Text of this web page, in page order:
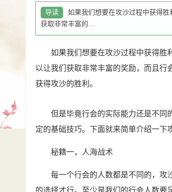
导读
如果我们想要在攻沙过程中获得
获取非常丰富的…
如果我们想要在攻沙过程中获得胜利
以让我们获取非常丰富的奖励，而且行
获得攻沙的胜利。
但是毕竟行会的实际能力还是不同的
定的基础技巧。下面就来简单介绍一下
秘籍一，人海战术
每一个行会的人数都是不同的，攻沙
的选择才行。至少是我们的行会人数要